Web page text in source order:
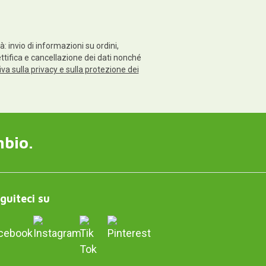
invio di informazioni su ordini,
e cancellazione dei dati nonché
sulla privacy e sulla protezione dei
su